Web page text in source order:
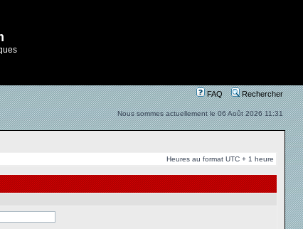
FAQ Rechercher
Nous sommes actuellement le 06 Août 2026 11:31
Heures au format UTC + 1 heure